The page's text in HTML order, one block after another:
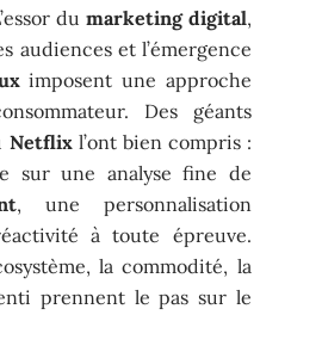
du marketing digital,
audiences et l’émergence
imposent une approche
Des géants
Netflix l’ont bien compris :
sur une analyse fine de
, une personnalisation
à toute épreuve.
la commodité, la
prennent le pas sur le